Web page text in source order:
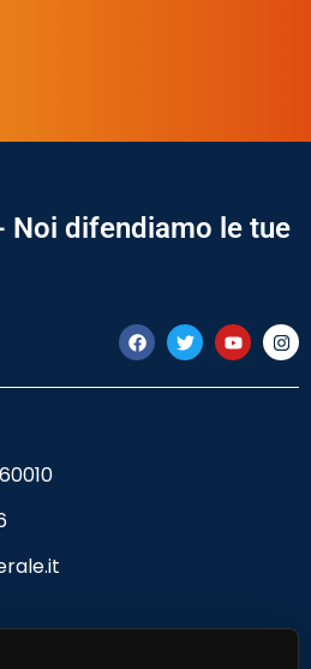
Noi difendiamo le tue
Privacy Policy